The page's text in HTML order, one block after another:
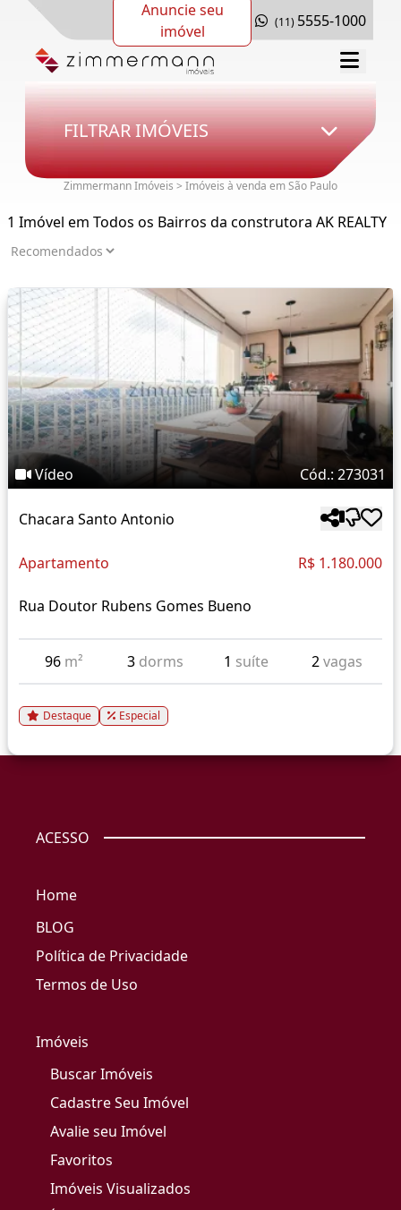
Anuncie seu
imóvel
(11) 5555-1000
FILTRAR IMÓVEIS
Zimmermann Imóveis > Imóveis à venda em São Paulo
1 Imóvel em Todos os Bairros da construtora AK REALTY
Vídeo Cód.: 273031
Chacara Santo Antonio
Apartamento R$ 1.180.000
Rua Doutor Rubens Gomes Bueno
96 m² 3 dorms 1 suíte 2vagas
Destaque Especial
ACESSO
Home
BLOG
Política de Privacidade
Termos de Uso
Imóveis
Buscar Imóveis
Cadastre Seu Imóvel
Avalie seu Imóvel
Favoritos
Imóveis Visualizados